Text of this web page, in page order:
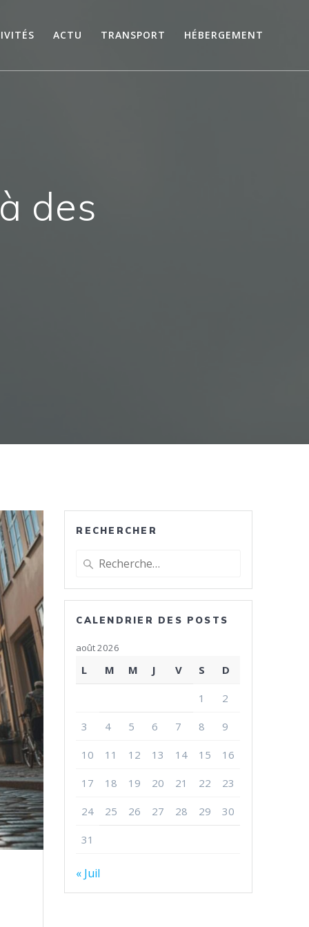
ACTU TRANSPORT HÉBERGEMENT
des
RECHERCHER
Recherche
:
CALENDRIER DES POSTS
août 2026
L M M J V S D
1 2
3 4 5 6 7 8 9
10 11 12 13 14 15 16
17 18 19 20 21 22 23
24 25 26 27 28 29 30
31
« Juil